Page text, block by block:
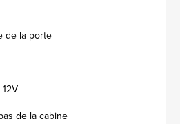
de la porte
de la cabine